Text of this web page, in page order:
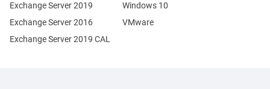
Exchange Server 2019
Exchange Server 2016
Exchange Server 2019 CAL
Windows 10
VMware